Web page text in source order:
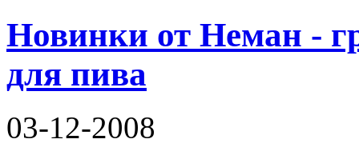
Новинки от Неман -
для пива
03-12-2008